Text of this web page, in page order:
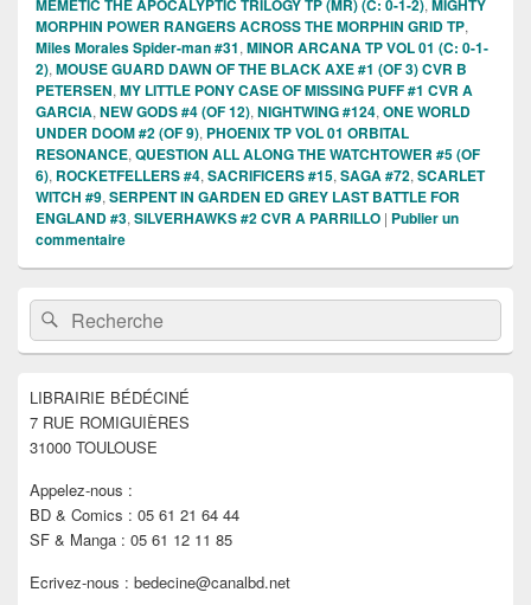
MEMETIC THE APOCALYPTIC TRILOGY TP (MR) (C: 0-1-2) MIGHTY
MORPHIN POWER RANGERS ACROSS THE MORPHIN GRID TP,
Miles Morales Spider-man #31, MINOR ARCANA TP VOL 01 (C: 0-1-
2), MOUSE GUARD DAWN OF THE BLACK AXE #1 (OF 3) CVR B
PETERSEN, MY LITTLE PONY CASE OF MISSING PUFF #1 CVR A
GARCIA, NEW GODS #4 (OF 12), NIGHTWING #124, ONE WORLD
UNDER DOOM #2 (OF 9), PHOENIX TP VOL 01 ORBITAL
RESONANCE, QUESTION ALL ALONG THE WATCHTOWER #5 (OF
6), ROCKETFELLERS #4, SACRIFICERS #15, SAGA #72, SCARLET
WITCH #9, SERPENT IN GARDEN ED GREY LAST BATTLE FOR
ENGLAND #3, SILVERHAWKS #2 CVR A PARRILLO | Publier un
commentaire
Zone
principale
de
widget
barre
latérale
Recherche :Rechercher
LIBRAIRIE BÉDÉCINÉ
7 RUE ROMIGUIÈRES
31000 TOULOUSE
Appelez-nous :
BD & Comics : 05 61 21 64 44
SF & Manga : 05 61 12 11 85
Ecrivez-nous : bedecine@canalbd.net